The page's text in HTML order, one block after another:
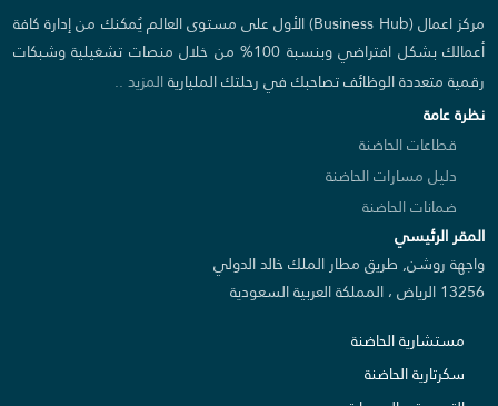
مركز اعمال (Business Hub) الأول على مستوى العالم يُمكنك من إدارة كافة
أعمالك بشكل افتراضي وبنسبة 100% من خلال منصات تشغيلية وشبكات
رقمية متعددة الوظائف تصاحبك في رحلتك الملياريةالمزيد ..
نظرة عامة
قطاعات الحاضنة
دليل مسارات الحاضنة
ضمانات الحاضنة
المقر الرئيسي
واجهة روشن, طريق مطار الملك خالد الدولي
13256 الرياض ، المملكة العربية السعودية
مستشارية الحاضنة
سكرتارية الحاضنة